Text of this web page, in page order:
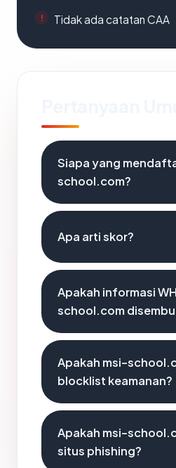
Tidak ada catatan CAA
Siapa yang
school.com?
Apa arti skor?
Apakah informasi
school.com
Apakah msi-
blocklist keamanan?
Apakah msi-
situs phishing?